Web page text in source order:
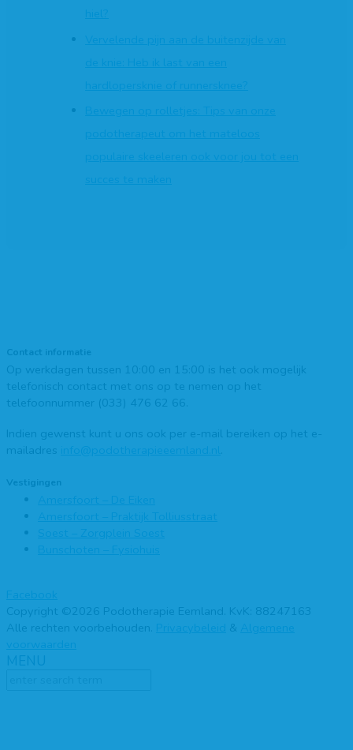
hiel?
Vervelende pijn aan de buitenzijde van
de knie: Heb ik last van een
hardlopersknie of runnersknee?
Bewegen op rolletjes: Tips van onze
podotherapeut om het mateloos
populaire skeeleren ook voor jou tot een
succes te maken
Contact informatie
Op werkdagen tussen 10:00 en 15:00 is het ook mogelijk
telefonisch contact met ons op te nemen op het
telefoonnummer (033) 476 62 66.
Indien gewenst kunt u ons ook per e-mail bereiken op het e-
mailadres info@podotherapieeemland.nl
Vestigingen
Amersfoort – De Eiken
Amersfoort – Praktijk Tolliusstraat
Soest – Zorgplein Soest
Bunschoten – Fysiohuis
Facebook
Copyright ©2026 Podotherapie Eemland. KvK: 88247163
Alle rechten voorbehouden. Privacybeleid & Algemene
voorwaarden
MENU